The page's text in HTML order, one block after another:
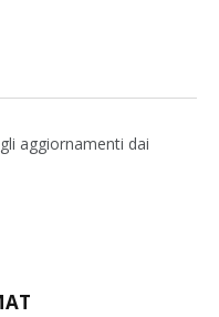
aggiornamenti dai